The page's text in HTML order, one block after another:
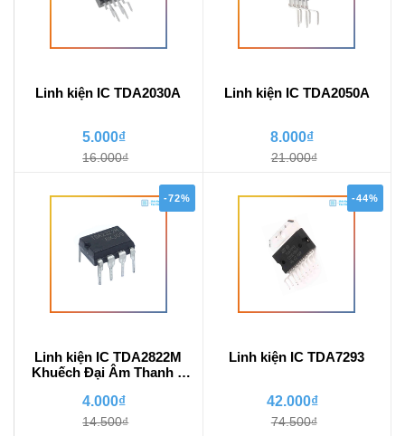
Linh kiện IC TDA2030A
5.000₫
16.000₫
Linh kiện IC TDA2050A
8.000₫
21.000₫
-72%
Linh kiện IC TDA2822M
Khuếch Đại Âm Thanh 2
4.000₫
14.500₫
-44%
Linh kiện IC TDA7293
42.000₫
74.500₫